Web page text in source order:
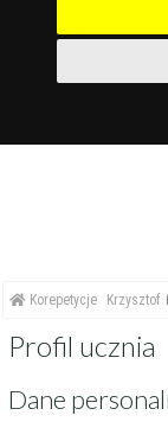
Korepetycje Krzysztof
Profil ucznia
Dane